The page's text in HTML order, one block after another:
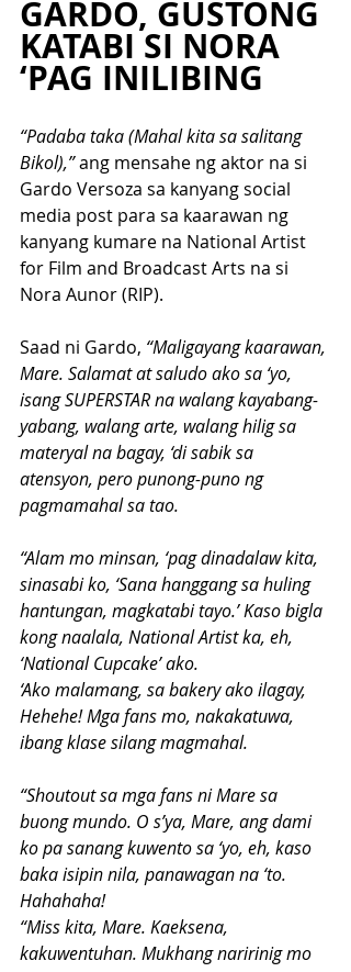
GARDO, GUSTONG
KATABI SI NORA
‘PAG INILIBING
“Padaba taka (Mahal kita sa salitang
Bikol),” ang mensahe ng aktor na si
Gardo Versoza sa kanyang social
media post para sa kaarawan ng
kanyang kumare na National Artist
for Film and Broadcast Arts na si
Nora Aunor (RIP).
Saad ni Gardo, “Maligayang kaarawan,
Mare. Salamat at saludo ako sa ‘yo,
isang SUPERSTAR na walang kayabang-
yabang, walang arte, walang hilig sa
materyal na bagay, ‘di sabik sa
atensyon, pero punong-puno ng
pagmamahal sa tao.
“Alam mo minsan, ‘pag dinadalaw kita,
sinasabi ko, ‘Sana hanggang sa huling
hantungan, magkatabi tayo.’ Kaso bigla
kong naalala, National Artist ka, eh,
‘National Cupcake’ ako.
‘Ako malamang, sa bakery ako ilagay,
Hehehe! Mga fans mo, nakakatuwa,
ibang klase silang magmahal.
“Shoutout sa mga fans ni Mare sa
buong mundo. O s’ya, Mare, ang dami
ko pa sanang kuwento sa ‘yo, eh, kaso
baka isipin nila, panawagan na ‘to.
Hahahaha!
“Miss kita, Mare. Kaeksena,
kakuwentuhan. Mukhang naririnig mo